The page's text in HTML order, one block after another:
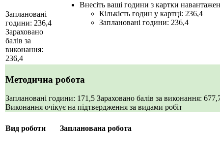
Заплановані
години: 236,4
Зараховано
балів за
виконання:
236,4
Внесіть ваші години з картки
Кількість годин у картці: 236,4
Заплановані години: 236,4
Методична робота
Заплановані години: 171,5 Зараховано балів за виконання:
Виконання очікує на підтвердження за видами робіт
Вид роботи Запланована робота